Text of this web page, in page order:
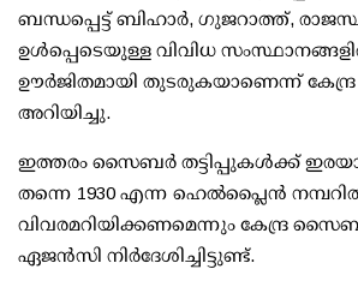
ബന്ധപ്പെട്ട് ബിഹാര്‍, ഗുജറാത്ത്,
ഉള്‍പ്പെടെയുള്ള വിവിധ
ഊര്‍ജിതമായി തുടരുകയാണെന്ന്
അറിയിച്ചു.
ഇത്തരം സൈബര്‍ തട്ടിപ്പുകള്‍ക്ക്
തന്നെ 1930 എന്ന ഹെല്‍പ്ലൈന്‍
വിവരമറിയിക്കണമെന്നും കേന്ദ്ര
ഏജന്‍സി നിര്‍ദേശിച്ചിട്ടുണ്ട്.